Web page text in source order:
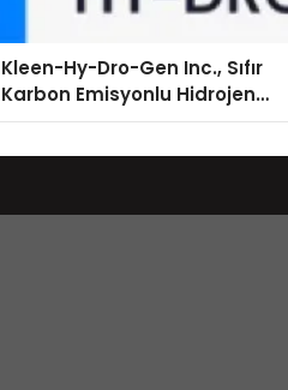
Kleen-Hy-Dro-Gen Inc., Sıfır
Karbon Emisyonlu Hidrojen
Isıtma Teknolojisinde ISO ve